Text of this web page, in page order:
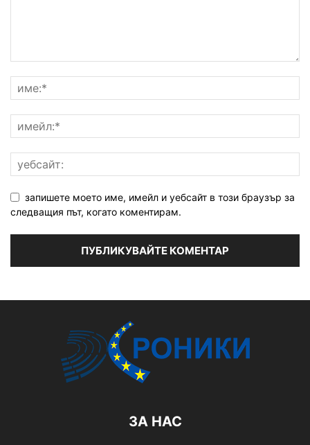
запишете моето име, имейл и уебсайт в този браузър за
следващия път, когато коментирам.
ЗА НАС